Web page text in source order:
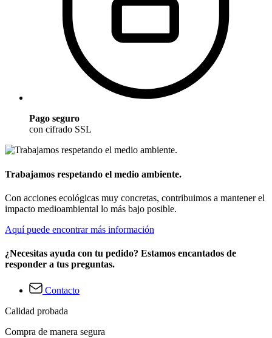
Pago seguro
con cifrado SSL
Trabajamos respetando el medio ambiente.
Con acciones ecológicas muy concretas, contribuimos a mantener el
impacto medioambiental lo más bajo posible.
Aquí puede encontrar más información
¿Necesitas ayuda con tu pedido? Estamos encantados de
responder a tus preguntas.
Contacto
Calidad probada
Compra de manera segura